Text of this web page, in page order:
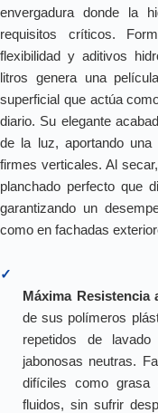
envergadura donde la
requisitos críticos.
flexibilidad y aditivos
litros genera una
superficial que actúa
diario. Su elegante
de la luz, aportando
firmes verticales. Al
planchado perfecto que
garantizando un
como en fachadas
✓
Máxima Resistencia
de sus polímeros
repetidos de
jabonosas neutras.
difíciles como
fluidos, sin sufrir